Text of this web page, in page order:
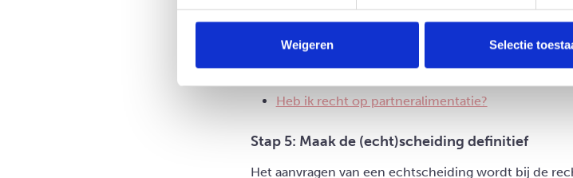
Weigeren Selectie
Heb ik recht op partneralimentatie?
Stap 5: Maak de (echt)scheiding definitief
Het aanvragen van een echtscheiding wordt bij de